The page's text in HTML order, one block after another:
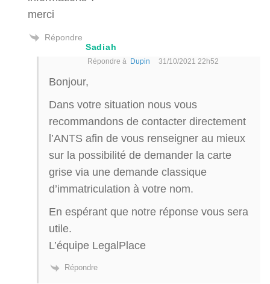
merci
Répondre
Sadiah
Répondre à Dupin 31/10/2021 22h52
Bonjour,
Dans votre situation nous vous
recommandons de contacter directement
l’ANTS afin de vous renseigner au mieux
sur la possibilité de demander la carte
grise via une demande classique
d’immatriculation à votre nom.
En espérant que notre réponse vous sera
utile.
L’équipe LegalPlace
Répondre